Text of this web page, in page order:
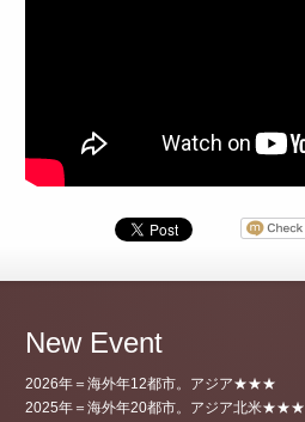
New Event
2026年＝海外年12都市。アジア★★★
2025年＝海外年20都市。アジア北米★★★